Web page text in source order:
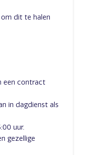
dit te halen
een contract
in dagdienst als
uur.
gezellige